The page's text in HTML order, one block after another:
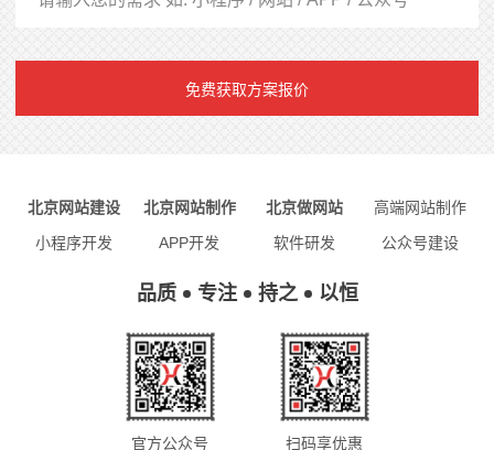
免费获取方案报价
北京网站建设 北京网站制作 北京做网站
高端网站制作
小程序开发
APP开发 软件研发 公众号建设
品质 专注 持之 以恒
官方公众号 扫码享优惠